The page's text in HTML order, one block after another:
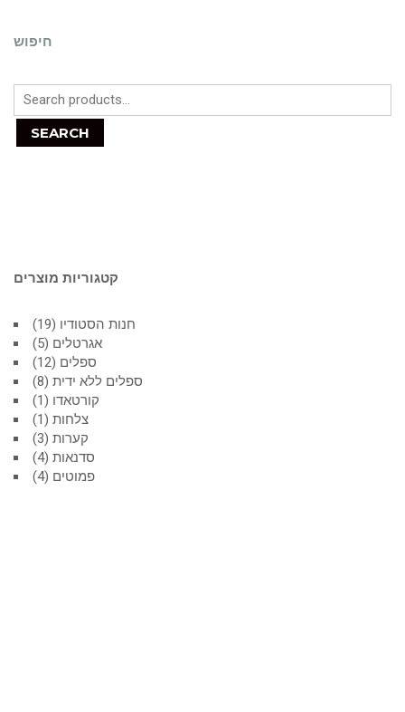
חיפוש
SEARCH
קטגוריות מוצרים
חנות הסטודיו
19
אגרטלים 5
ספלים 12
ספלים ללא ידית 8
קורטאדו
1
צלחות
1
קערות 3
סדנאות 4
פמוטים 4